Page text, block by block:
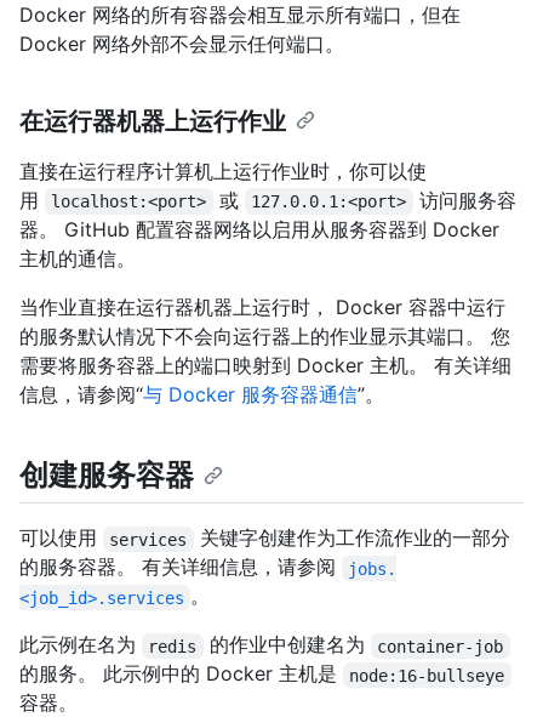
Docker 网络的所有容器会相互显示所有端口，但在
Docker 网络外部不会显示任何端口。
在运行器机器上运行作业
直接在运行程序计算机上运行作业时，你可以使
用
localhost:<port> 或 127.0.0.1:<port>
访问服务容
器。 GitHub 配置容器网络以启用从服务容器到 Docker
主机的通信。
当作业直接在运行器机器上运行时， Docker 容器中运行
的服务默认情况下不会向运行器上的作业显示其端口。 您
需要将服务容器上的端口映射到 Docker 主机。 有关详细
信息，请参阅“与 Docker 服务容器通信”。
创建服务容器
可以使用 services
关键字创建作为工作流作业的一部分
的服务容器。 有关详细信息，请参阅
jobs.
<job_id>.services 。
此示例在名为
redis 的作业中创建名为 container-job
的服务。 此示例中的 Docker 主机是 node:16-bullseye
容器。